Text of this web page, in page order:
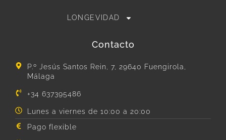
LONGEVIDAD
Contacto
P.º Jesús Santos Rein, 7, 29640 Fuengirola,
Málaga
+34 637395486
Lunes a viernes de 10:00 a 20:00
Pago flexible